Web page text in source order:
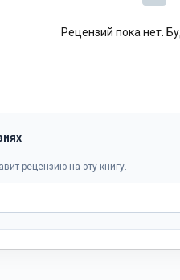
Рецензий пока нет.
рецензию на эту книгу.